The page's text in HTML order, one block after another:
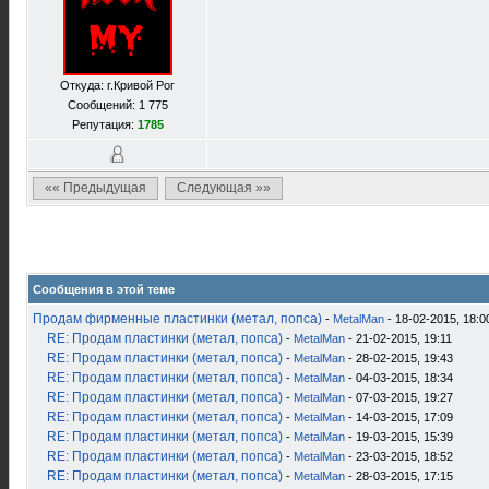
Откуда: г.Кривой Рог
Сообщений: 1 775
Репутация: 1785
«« Предыдущая Следующая »»
Сообщения в этой теме
Продам фирменные пластинки (метал, попса) - MetalMan - 18-02-2015,
RE: Продам пластинки (метал, попса) - MetalMan - 21-02-2015, 19:11
RE: Продам пластинки (метал, попса) - MetalMan - 28-02-2015, 19:43
RE: Продам пластинки (метал, попса) - MetalMan - 04-03-2015, 18:34
RE: Продам пластинки (метал, попса) - MetalMan - 07-03-2015, 19:27
RE: Продам пластинки (метал, попса) - MetalMan - 14-03-2015, 17:09
RE: Продам пластинки (метал, попса) - MetalMan - 19-03-2015, 15:39
RE: Продам пластинки (метал, попса) - MetalMan - 23-03-2015, 18:52
RE: Продам пластинки (метал, попса) - MetalMan - 28-03-2015, 17:15